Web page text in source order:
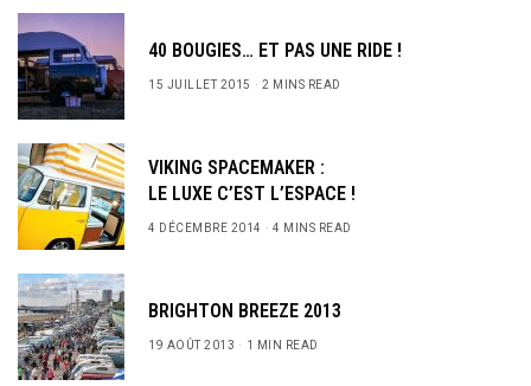
40 BOUGIES… ET PAS UNE RIDE !
15 JUILLET 2015 2 MINS READ
VIKING SPACEMAKER :
LE LUXE C’EST L’ESPACE !
4 DÉCEMBRE 2014 4 MINS READ
BRIGHTON BREEZE 2013
19 AOÛT 2013 1 MIN READ